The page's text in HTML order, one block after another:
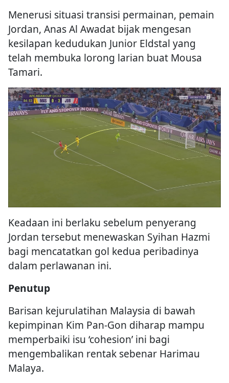
Menerusi situasi transisi permainan, pemain
Jordan, Anas Al Awadat bijak mengesan
kesilapan kedudukan Junior Eldstal yang
telah membuka lorong larian buat Mousa
Tamari.
Keadaan ini berlaku sebelum penyerang
Jordan tersebut menewaskan Syihan Hazmi
bagi mencatatkan gol kedua peribadinya
dalam perlawanan ini.
Penutup
Barisan kejurulatihan Malaysia di bawah
kepimpinan Kim Pan-Gon diharap mampu
memperbaiki isu ‘cohesion’ ini bagi
mengembalikan rentak sebenar Harimau
Malaya.